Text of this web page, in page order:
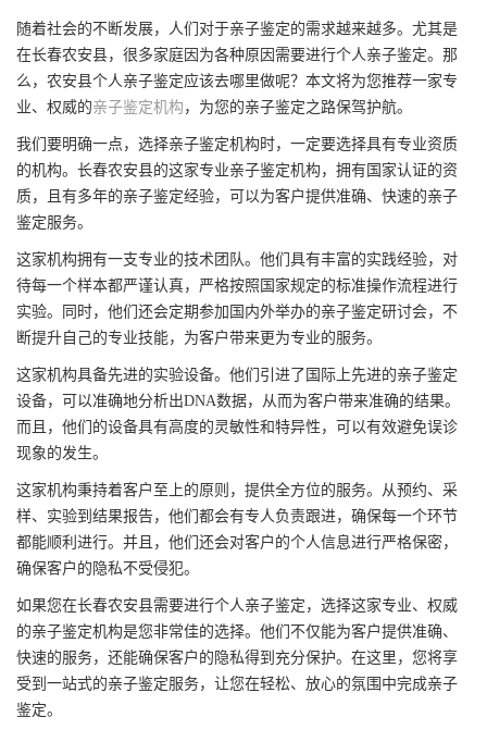
随着社会的不断发展，人们对于亲子鉴定的需求越来越多。尤其是
在长春农安县，很多家庭因为各种原因需要进行个人亲子鉴定。那
么，农安县个人亲子鉴定应该去哪里做呢？本文将为您推荐一家专
业、权威的亲子鉴定机构 ，为您的亲子鉴定之路保驾护航。
我们要明确一点，选择亲子鉴定机构时，一定要选择具有专业资质
的机构。长春农安县的这家专业亲子鉴定机构，拥有国家认证的资
质，且有多年的亲子鉴定经验，可以为客户提供准确、快速的亲子
鉴定服务。
这家机构拥有一支专业的技术团队。他们具有丰富的实践经验，对
待每一个样本都严谨认真，严格按照国家规定的标准操作流程进行
实验。同时，他们还会定期参加国内外举办的亲子鉴定研讨会，不
断提升自己的专业技能，为客户带来更为专业的服务。
这家机构具备先进的实验设备。他们引进了国际上先进的亲子鉴定
设备，可以准确地分析出DNA数据，从而为客户带来准确的结果。
而且，他们的设备具有高度的灵敏性和特异性，可以有效避免误诊
现象的发生。
这家机构秉持着客户至上的原则，提供全方位的服务。从预约、采
样、实验到结果报告，他们都会有专人负责跟进，确保每一个环节
都能顺利进行。并且，他们还会对客户的个人信息进行严格保密，
确保客户的隐私不受侵犯。
如果您在长春农安县需要进行个人亲子鉴定，选择这家专业、权威
的亲子鉴定机构是您非常佳的选择。他们不仅能为客户提供准确、
快速的服务，还能确保客户的隐私得到充分保护。在这里，您将享
受到一站式的亲子鉴定服务，让您在轻松、放心的氛围中完成亲子
鉴定。